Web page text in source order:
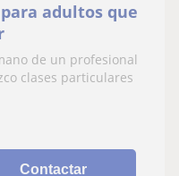
adultos que
de un profesional
clases particulares
Contactar